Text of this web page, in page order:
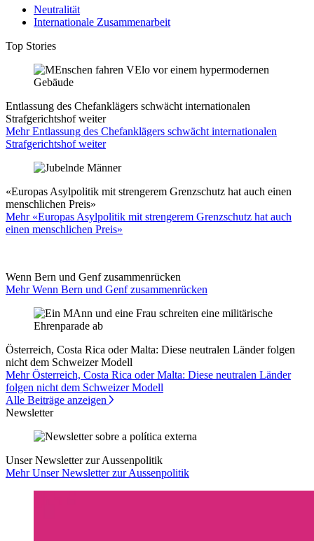
Neutralität
Internationale Zusammenarbeit
Top Stories
Entlassung des Chefanklägers schwächt internationalen
Strafgerichtshof weiter
Mehr Entlassung des Chefanklägers schwächt internationalen
Strafgerichtshof weiter
«Europas Asylpolitik mit strengerem Grenzschutz hat auch einen
menschlichen Preis»
Mehr «Europas Asylpolitik mit strengerem Grenzschutz hat auch
einen menschlichen Preis»
Wenn Bern und Genf zusammenrücken
Mehr Wenn Bern und Genf zusammenrücken
Österreich, Costa Rica oder Malta: Diese neutralen Länder folgen
nicht dem Schweizer Modell
Mehr Österreich, Costa Rica oder Malta: Diese neutralen Länder
folgen nicht dem Schweizer Modell
Alle Beiträge anzeigen
Newsletter
Unser Newsletter zur Aussenpolitik
Mehr Unser Newsletter zur Aussenpolitik